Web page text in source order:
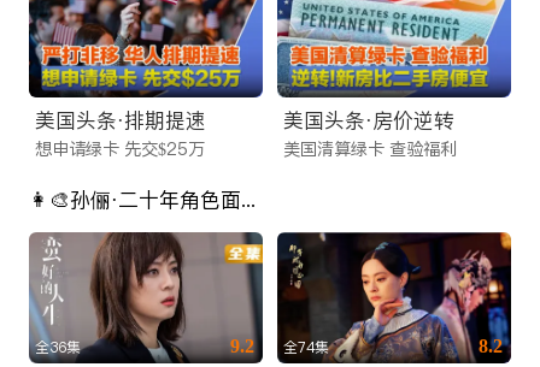
伙伴，随时随地，想看就看！
美国头条·排期提速
想申请绿卡 先交$25万
美国头条·房价逆转
美国清算绿卡 查验福利
👩‍🎨孙俪·二十年角色面面观
全36集 9.2 全74集 8.2